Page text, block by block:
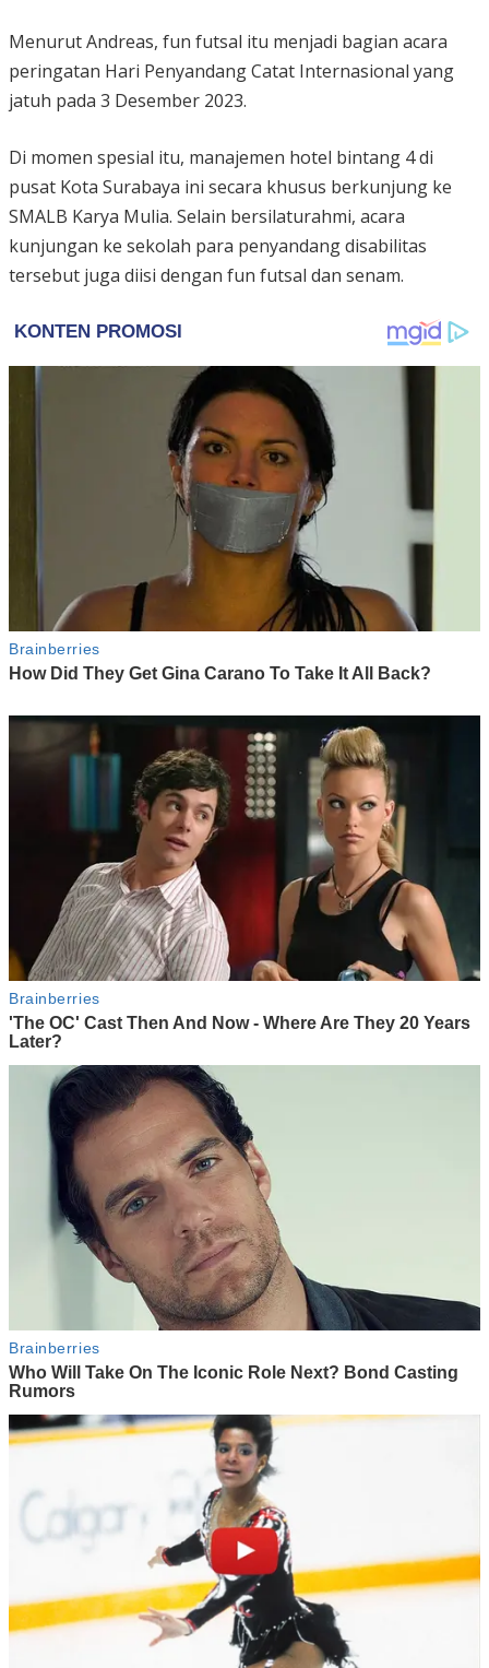
Menurut Andreas, fun futsal itu menjadi bagian acara
peringatan Hari Penyandang Catat Internasional yang
jatuh pada 3 Desember 2023.
Di momen spesial itu, manajemen hotel bintang 4 di
pusat Kota Surabaya ini secara khusus berkunjung ke
SMALB Karya Mulia. Selain bersilaturahmi, acara
kunjungan ke sekolah para penyandang disabilitas
tersebut juga diisi dengan fun futsal dan senam.